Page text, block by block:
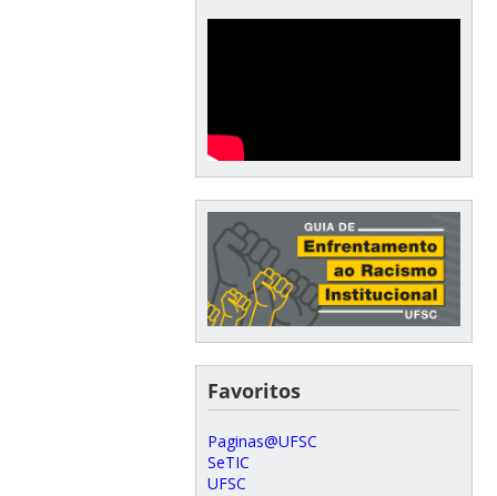
Favoritos
Paginas@UFSC
SeTIC
UFSC